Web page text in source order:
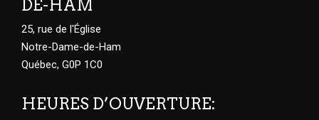
DE-HAM
25, rue de l'Église
Notre-Dame-de-Ham
Québec, G0P 1C0
HEURES D’OUVERTURE: